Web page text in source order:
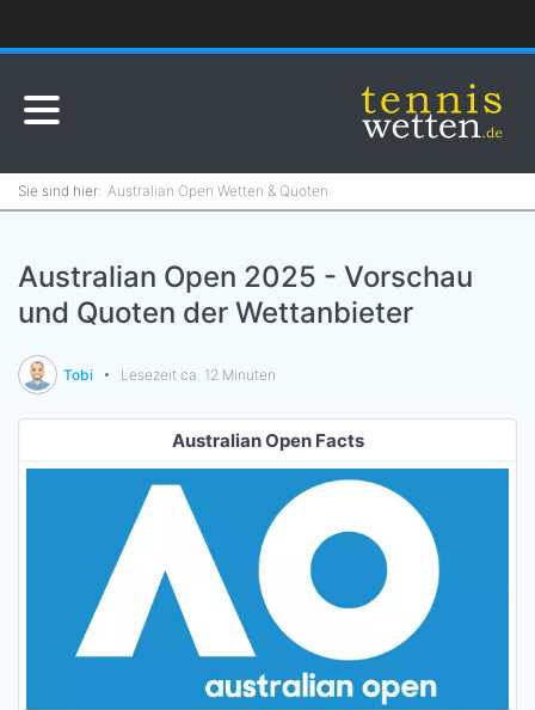
Australian Open Wetten & Quoten
Australian Open 2025 - Vorschau
und Quoten der Wettanbieter
Tobi Lesezeit ca. 12 Minuten
Australian Open Facts